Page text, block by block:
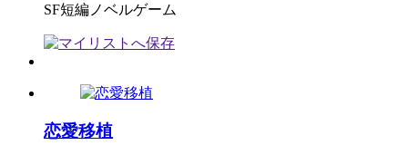
SF短編ノベルゲーム
恋愛移植